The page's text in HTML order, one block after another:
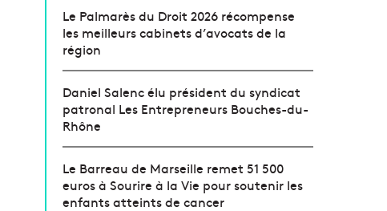
Le Palmarès du Droit 2026 récompense
les meilleurs cabinets d’avocats de la
région
Daniel Salenc élu président du syndicat
patronal Les Entrepreneurs Bouches-du-
Rhône
Le Barreau de Marseille remet 51 500
euros à Sourire à la Vie pour soutenir les
enfants atteints de cancer